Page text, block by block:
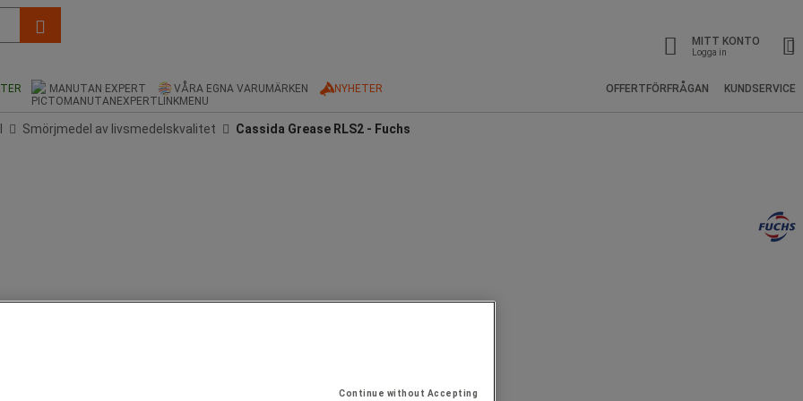
MITT KONTO
Logga in
MANUTAN EXPERT VÅRA EGNA VARUMÄRKEN NYHETER OFFERTFÖRFRÅGAN KUNDSERVICE
Smörjmedel av livsmedelskvalitet Cassida Grease RLS2 - Fuchs
Continue without Accepting